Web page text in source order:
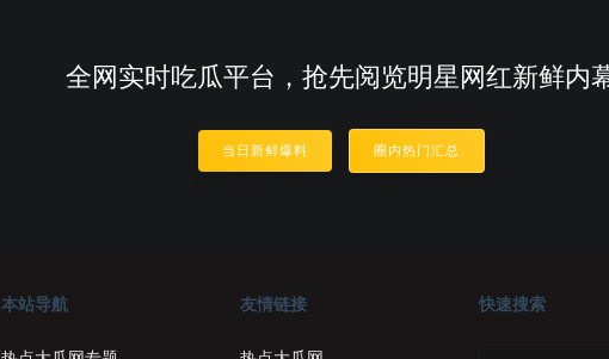
全网实时吃瓜平台，抢先阅览明星网红新鲜内
当日新鲜爆料 圈内热门汇总
本站导航 友情链接 快速搜索